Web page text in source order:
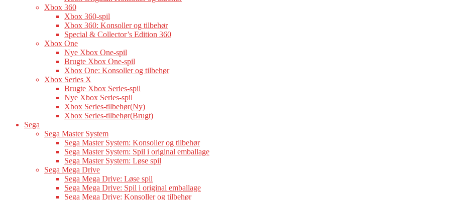
Xbox 360
Xbox 360-spil
Xbox 360: Konsoller og tilbehør
Special & Collector’s Edition 360
Xbox One
Nye Xbox One-spil
Brugte Xbox One-spil
Xbox One: Konsoller og tilbehør
Xbox Series X
Brugte Xbox Series-spil
Nye Xbox Series-spil
Xbox Series-tilbehør(Ny)
Xbox Series-tilbehør(Brugt)
Sega
Sega Master System
Sega Master System: Konsoller og tilbehør
Sega Master System: Spil i original emballage
Sega Master System: Løse spil
Sega Mega Drive
Sega Mega Drive: Løse spil
Sega Mega Drive: Spil i original emballage
Sega Mega Drive: Konsoller og tilbehør